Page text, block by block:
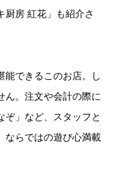
厨房 紅花」も紹介さ
能できるこのお店。し
ん。注文や会計の際に
ぞ」など、スタッフと
ならではの遊び心満載